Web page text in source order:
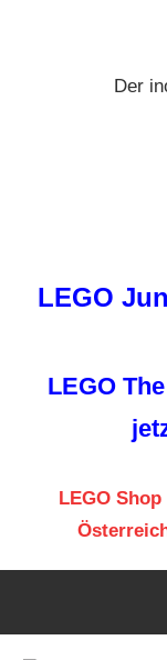
Der
LEGO
LEGO
LEGO